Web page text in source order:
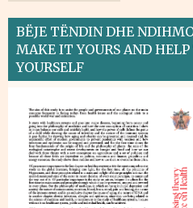
BËJE TËNDIN DHE
MAKE IT YOURS AND
YOURSELF